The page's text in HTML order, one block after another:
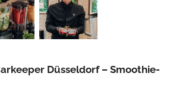
Düsseldorf – Smoothie-